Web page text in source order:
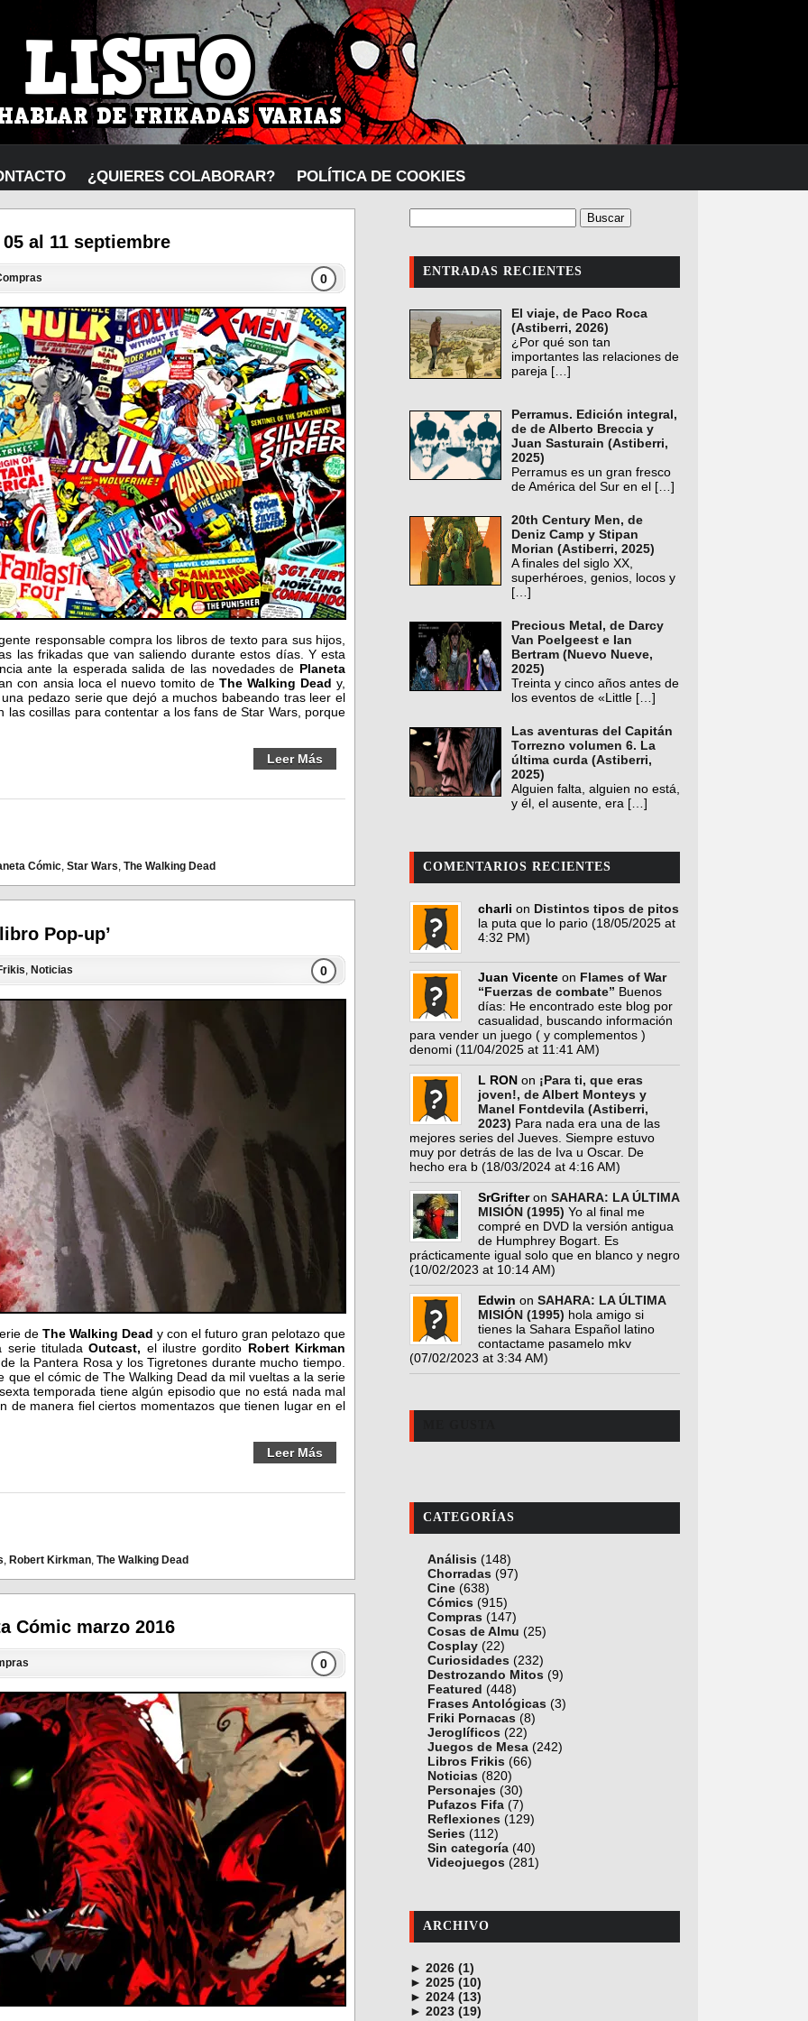
¿QUIERES COLABORAR? POLÍTICA DE COOKIES
al 11 septiembre
0
responsable compra los libros de texto para sus hijos,
las frikadas que van saliendo durante estos días. Y esta
ante la esperada salida de las novedades de Planeta
con ansia loca el nuevo tomito de The Walking Dead y,
pedazo serie que dejó a muchos babeando tras leer el
las cosillas para contentar a los fans de Star Wars, porque
Leer Más
Cómic, Star Wars, The Walking Dead
Pop-up’
, Noticias 0
de The Walking Dead y con el futuro gran pelotazo que
serie tituladaOutcast, el ilustre gordito Robert Kirkman
la Pantera Rosa y los Tigretones durante mucho tiempo.
el cómic de The Walking Dead da mil vueltas a la serie
temporada tiene algún episodio que no está nada mal
de manera fiel ciertos momentazos que tienen lugar en el
Leer Más
, Robert Kirkman, The Walking Dead
Cómic marzo 2016
0
ENTRADAS RECIENTES
El viaje, de Paco Roca
(Astiberri, 2026)
¿Por qué son tan
importantes las relaciones de
pareja […]
Perramus. Edición integral,
de de Alberto Breccia y
Juan Sasturain (Astiberri,
2025)
Perramus es un gran fresco
de América del Sur en el […]
20th Century Men, de
Deniz Camp y Stipan
Morian (Astiberri, 2025)
A finales del siglo XX,
superhéroes, genios, locos y
[…]
Precious Metal, de Darcy
Van Poelgeest e Ian
Bertram (Nuevo Nueve,
2025)
Treinta y cinco años antes de
los eventos de «Little […]
Las aventuras del Capitán
Torrezno volumen 6. La
última curda (Astiberri,
2025)
Alguien falta, alguien no está,
y él, el ausente, era […]
COMENTARIOS RECIENTES
charli on Distintos tipos de pitos
la puta que lo pario (18/05/2025 at
4:32 PM)
Juan Vicente on Flames of War
“Fuerzas de combate” Buenos
días: He encontrado este blog por
casualidad, buscando información
para vender un juego ( y complementos )
denomi (11/04/2025 at 11:41 AM)
L RON on ¡Para ti, que eras
joven!, de Albert Monteys y
Manel Fontdevila (Astiberri,
2023) Para nada era una de las
mejores series del Jueves. Siempre estuvo
muy por detrás de las de Iva u Oscar. De
hecho era b (18/03/2024 at 4:16 AM)
SrGrifteron SAHARA: LA ÚLTIMA
MISIÓN (1995) Yo al final me
compré en DVD la versión antigua
de Humphrey Bogart. Es
prácticamente igual solo que en blanco y negro
(10/02/2023 at 10:14 AM)
Edwin on SAHARA: LA ÚLTIMA
MISIÓN (1995) hola amigo si
tienes la Sahara Español latino
contactame pasamelo mkv
(07/02/2023 at 3:34 AM)
CATEGORÍAS
Análisis (148)
Chorradas (97)
Cine (638)
Cómics (915)
Compras (147)
Cosas de Almu (25)
Cosplay (22)
Curiosidades (232)
Destrozando Mitos (9)
Featured (448)
Frases Antológicas (3)
Friki Pornacas (8)
Jeroglíficos (22)
Juegos de Mesa (242)
Libros Frikis (66)
Noticias (820)
Personajes (30)
Pufazos Fifa (7)
Reflexiones (129)
Series (112)
Sin categoría (40)
Videojuegos (281)
ARCHIVO
► 2026 (1)
junio (1)
► 2025 (10)
noviembre (1)
octubre (1)
► 2024 (13)
diciembre (4)
► 2023 (19)